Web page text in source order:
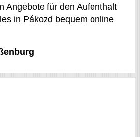
Angebote für den Aufenthalt
in Pákozd bequem online